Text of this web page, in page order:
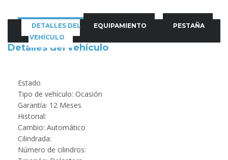
DETALLES DEL
VEHÍCULO
EQUIPAMIENTO PESTAÑA
Detalles del vehículo
Estado
Tipo de vehículo: Ocasión
Garantía: 12 Meses
Historial:
Cambio: Automático
Cilindrada:
Número de cilindros: